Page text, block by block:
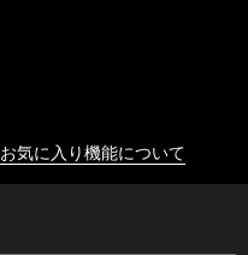
お気に入り機能について